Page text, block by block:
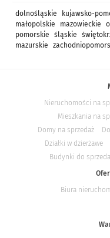
dolnośląskie kujawsko-
małopolskie
mazowieckie
pomorskie
śląskie
mazurskie
Nieruchomości na
Mieszkania na
Domy na sprzedaż
Działki w dzierżawe
Budynki do
Biura